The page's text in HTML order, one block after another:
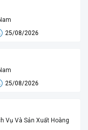
25/08/2026
25/08/2026
Vụ Và Sản Xuất Hoàng